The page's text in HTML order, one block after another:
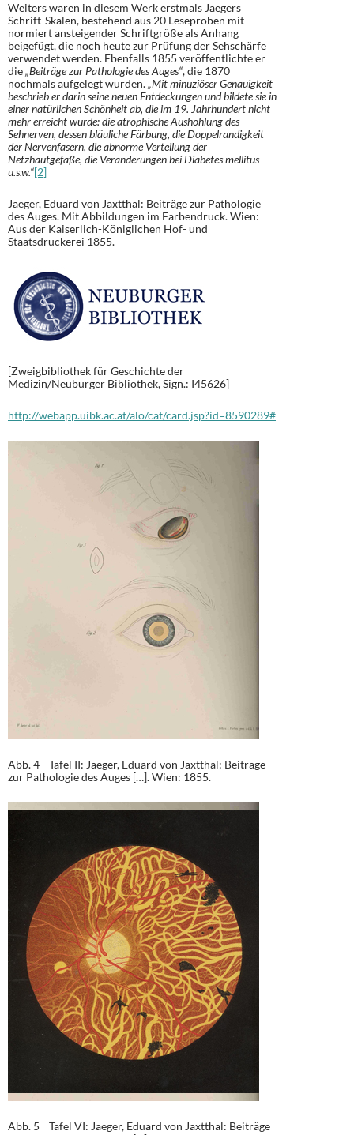
Weiters waren in diesem Werk erstmals Jaegers
Schrift-Skalen, bestehend aus 20 Leseproben mit
normiert ansteigender Schriftgröße als Anhang
beigefügt, die noch heute zur Prüfung der Sehschärfe
verwendet werden. Ebenfalls 1855 veröffentlichte er
die„Beiträge zur Pathologie des Auges“, die 1870
nochmals aufgelegt wurden.„Mit minuziöser Genauigkeit
beschrieb er darin seine neuen Entdeckungen und bildete sie in
einer natürlichen Schönheit ab, die im 19. Jahrhundert nicht
mehr erreicht wurde: die atrophische Aushöhlung des
Sehnerven, dessen bläuliche Färbung, die Doppelrandigkeit
der Nervenfasern, die abnorme Verteilung der
Netzhautgefäße, die Veränderungen bei Diabetes mellitus
u.s.w.“[2]
Jaeger, Eduard von Jaxtthal: Beiträge zur Pathologie
des Auges. Mit Abbildungen im Farbendruck. Wien:
Aus der Kaiserlich-Königlichen Hof- und
Staatsdruckerei 1855.
[Zweigbibliothek für Geschichte der
Medizin/Neuburger Bibliothek, Sign.: I45626]
http://webapp.uibk.ac.at/alo/cat/card.jsp?id=8590289#
Abb. 4 Tafel II: Jaeger, Eduard von Jaxtthal: Beiträge
zur Pathologie des Auges […]. Wien: 1855.
Abb. 5 Tafel VI: Jaeger, Eduard von Jaxtthal: Beiträge